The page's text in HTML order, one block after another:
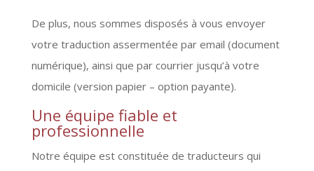
De plus, nous sommes disposés à vous envoyer
votre traduction assermentée par email (document
numérique), ainsi que par courrier jusqu’à votre
domicile (version papier – option payante).
Une équipe fiable et
professionnelle
Notre équipe est constituée de traducteurs qui